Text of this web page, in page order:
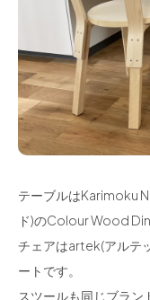
テーブルはKarimoku
ド)のColour Wood
チェアはartek(アルテ
ートです。
スツールも同じブラ